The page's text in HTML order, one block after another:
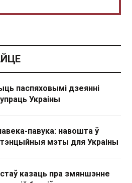
паспяховымі дзеянні
Украіны
павука: навошта ў
мэты для Украіны
казаць пра змяншэнне